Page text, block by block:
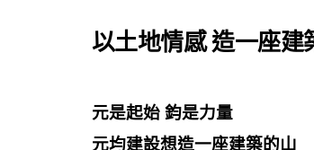
以土地情感 造一座
元是起始 鈞是力量
元均建設想造一座建築的山